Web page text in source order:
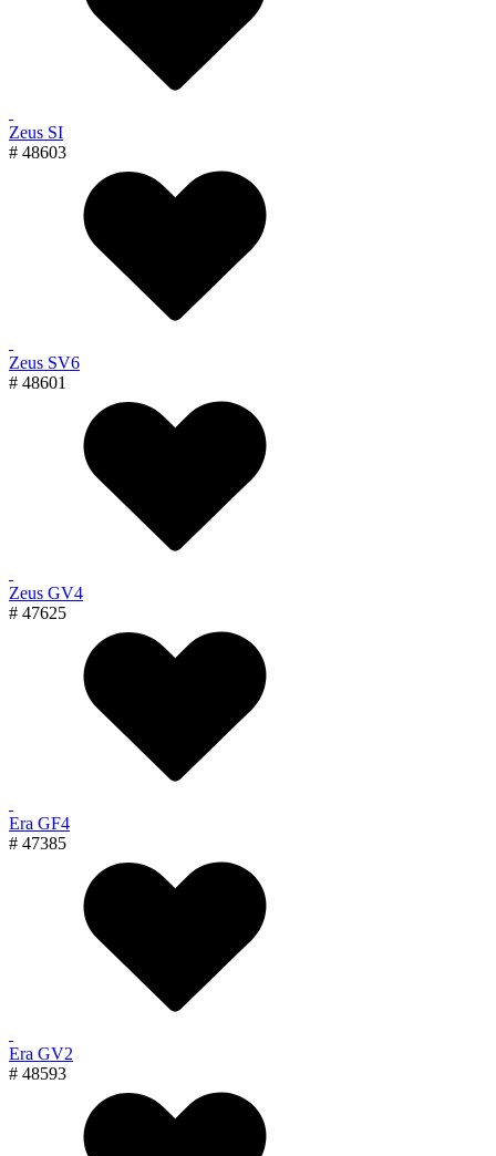
Zeus SI
# 48603
Zeus SV6
# 48601
Zeus GV4
# 47625
Era GF4
# 47385
Era GV2
# 48593